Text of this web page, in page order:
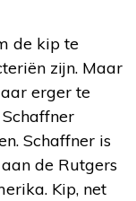
de kip te
zijn. Maar
erger te
Schaffner is
de Rutgers
Kip, net